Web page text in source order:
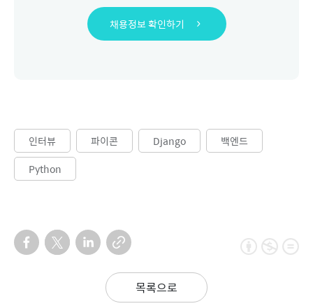
채용정보 확인하기
인터뷰 파이콘 Django
백엔드
Python
목록으로